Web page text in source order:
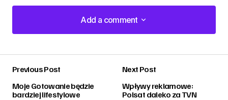
Add a comment
Add a comment
Previous Post
Moje Gotowanie będzie
bardziej lifestylowe
Next Post
Wpływy reklamowe:
Polsat daleko za TVN